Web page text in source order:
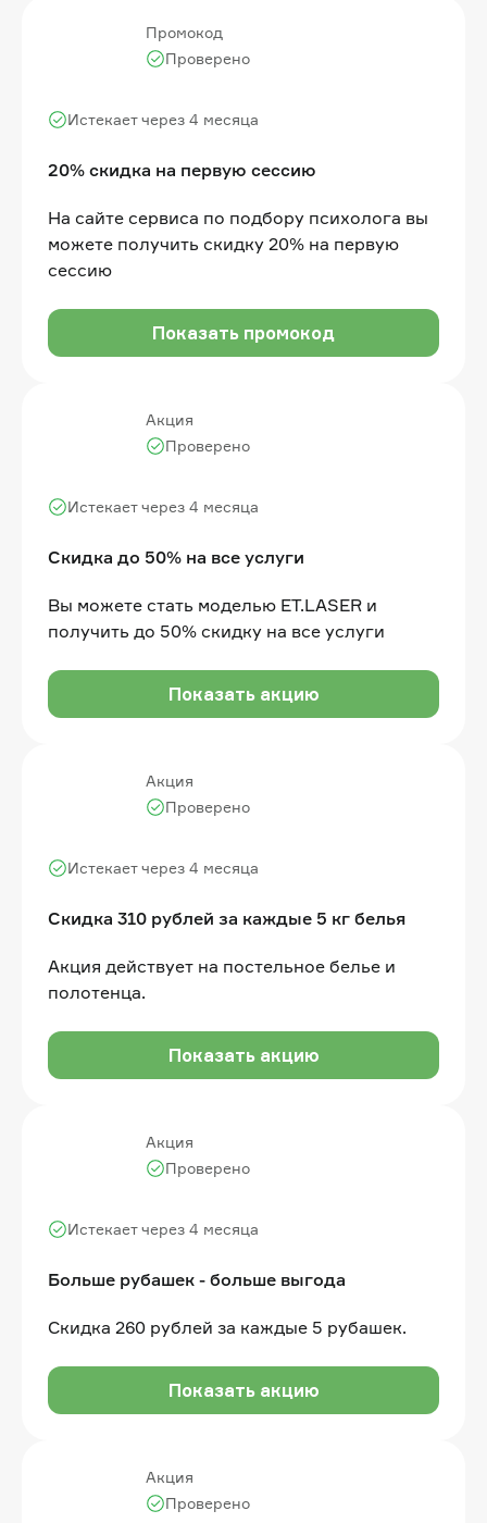
Промокод
20% скидка на первую сессию
Истекает через 4 месяца
Проверено
На сайте сервиса по подбору психолога вы
можете получить скидку 20% на первую
сессию
Показать промокод
Акция
Скидка до 50% на все услуги
Истекает через 4 месяца
Проверено
Вы можете стать моделью ET.LASER и
получить до 50% скидку на все услуги
Показать акцию
Акция
Скидка 310 рублей за каждые 5 кг белья
Истекает через 4 месяца
Проверено
Акция действует на постельное белье и
полотенца.
Показать акцию
Акция
Больше рубашек - больше выгода
Истекает через 4 месяца
Проверено
Скидка 260 рублей за каждые 5 рубашек.
Показать акцию
Акция
Проверено